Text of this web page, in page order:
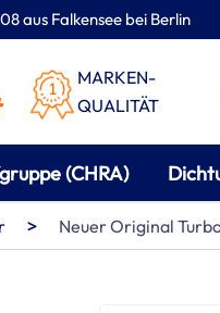
aus Falkensee bei Berlin
MARKEN-
QUALITÄT
(CHRA)
> Neuer Original